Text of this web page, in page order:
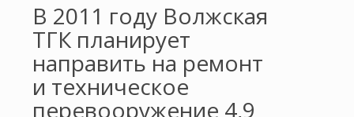
В 2011 году Волжская
ТГК планирует
направить на ремонт
и техническое
перевооружение 4,9